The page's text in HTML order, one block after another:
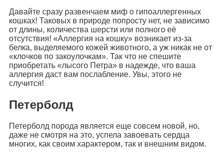
Давайте сразу развенчаем миф о гипоаллергенных
кошках! Таковых в природе попросту нет, не зависимо
от длины, количества шерсти или полного её
отсутствия! «Аллергия на кошку» возникает из-за
белка, выделяемого кожей животного, а уж никак не от
«клочков по закоулочкам». Так что не спешите
приобретать «лысого Петра» в надежде, что ваша
аллергия даст вам послабление. Увы, этого не
случится!
Петерболд
Петерболд порода является еще совсем новой, но,
даже не смотря на это, успела завоевать сердца
многих, как своим характером, так и внешним видом.